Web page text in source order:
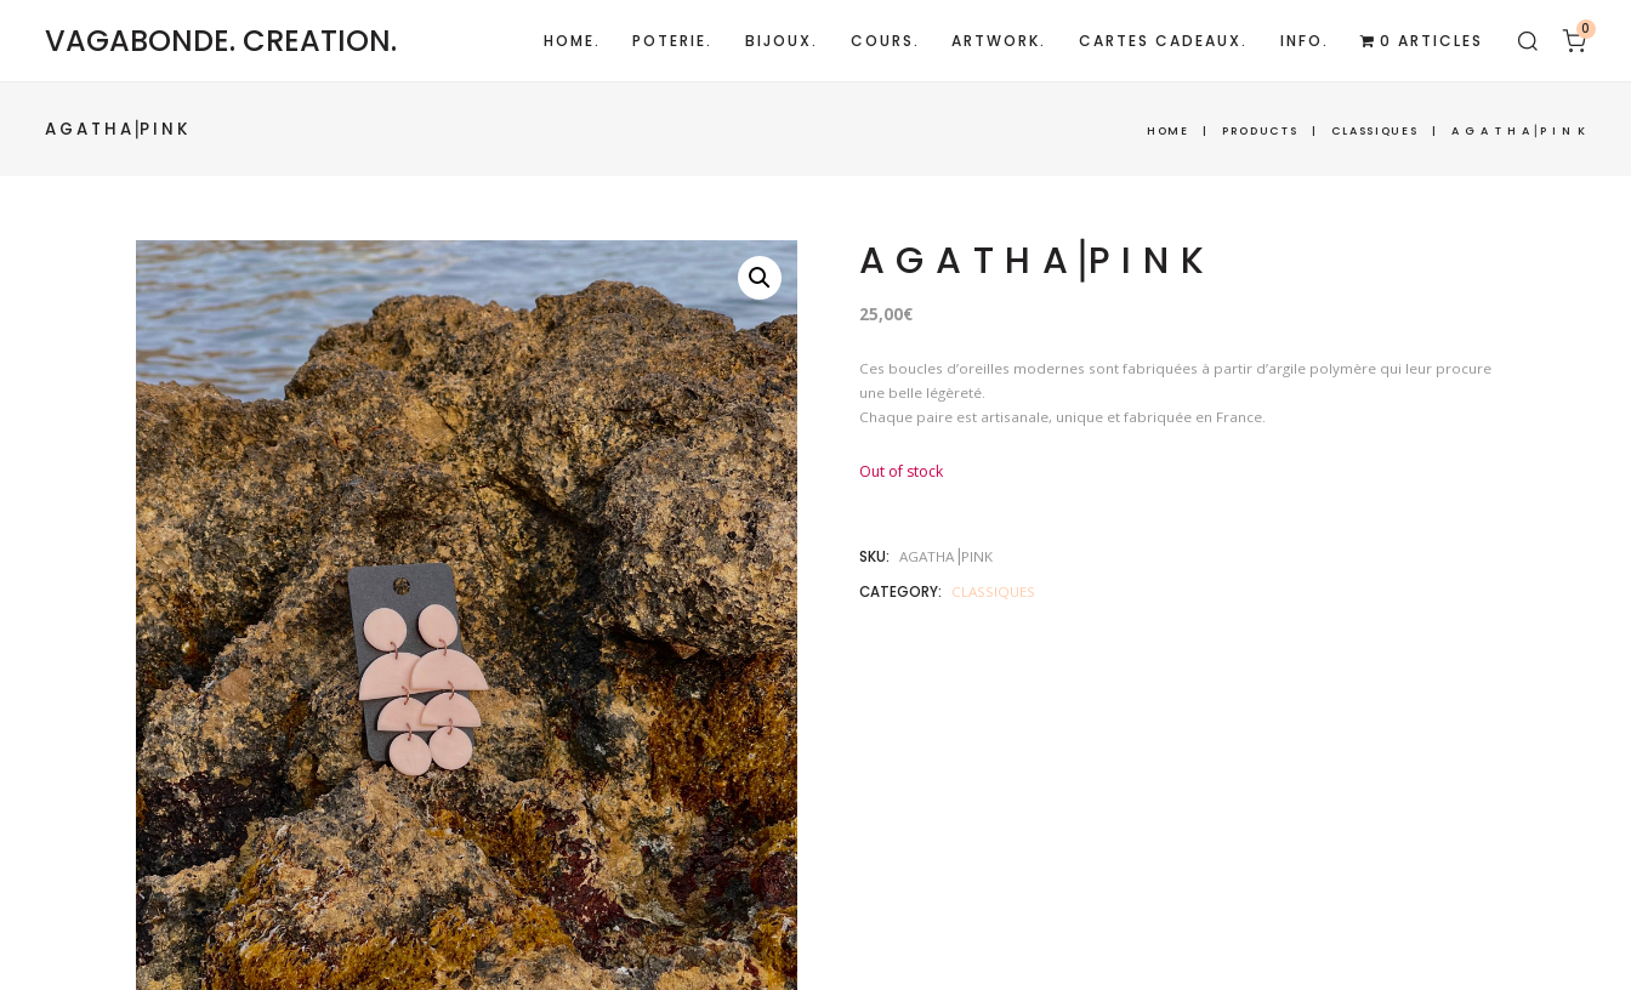
VAGABONDE. CREATION. HOME. POTERIE. BIJOUX. COURS. ARTWORK. CARTES CADEAUX. INFO. 0 ARTICLES
0
A G A T H A⎟P I N K HOME | PRODUCTS | CLASSIQUES | A G A T H A⎟P I N K
A G A T H A⎟P I N K
25,00€
Ces boucles d’oreilles modernes sont fabriquées à partir d’argile polymère qui leur procure
une belle légèreté.
Chaque paire est artisanale, unique et fabriquée en France.
Out of stock
SKU: AGATHA⎟PINK
CATEGORY: CLASSIQUES